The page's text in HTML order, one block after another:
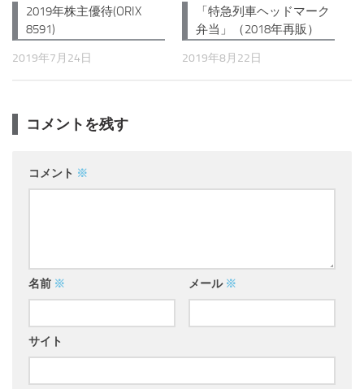
2019年株主優待(ORIX
8591)
2019年7月24日
「特急列車ヘッドマーク
弁当」（2018年再販）
2019年8月22日
コメントを残す
コメント ※
名前 ※ メール ※
サイト